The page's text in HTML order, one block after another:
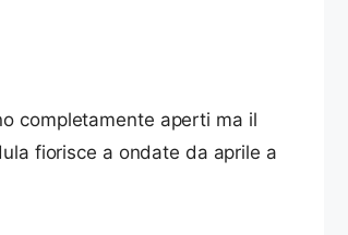
completamente aperti ma il
fiorisce a ondate da aprile a